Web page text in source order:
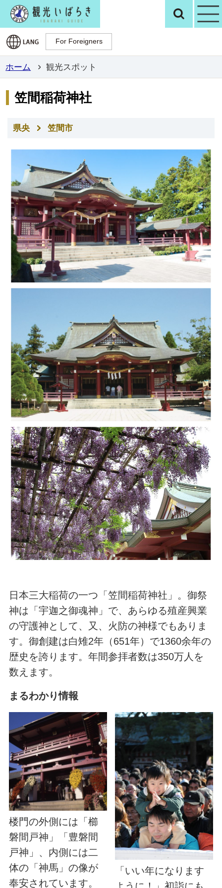
観光いばらき検
For Foreigners
For Foreigners
ホーム 観光スポット
笠間稲荷神社
県央 笠間市
日本三大稲荷の一つ「笠間稲荷神社」。御祭
神は「宇迦之御魂神」で、あらゆる殖産興業
の守護神として、又、火防の神様でもありま
す。御創建は白雉2年（651年）で1360余年の
歴史を誇ります。年間参拝者数は350万人を
数えます。
まるわかり情報
楼門の外側には「櫛
磐間戸神」「豊磐間
戸神」、内側には二
体の「神馬」の像が
奉安されています。
「いい年になります